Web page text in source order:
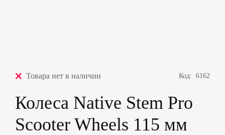
Товара нет в наличии Код:6162
Колеса Native Stem Pro
Scooter Wheels 115 мм